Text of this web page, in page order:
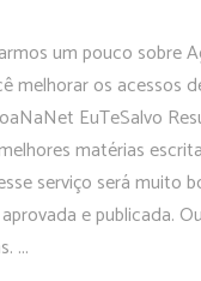
um pouco sobre
melhorar os acessos
EuTeSalvo
matérias
serviço será muito
e publicada.